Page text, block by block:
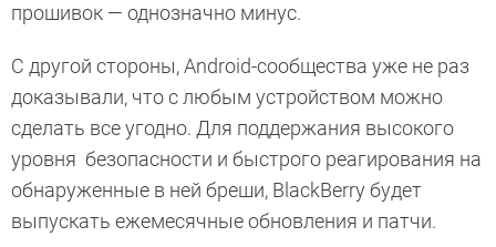
прошивок — однозначно минус.
С другой стороны, Android-сообщества уже не раз
доказывали, что с любым устройством можно
сделать все угодно. Для поддержания высокого
уровня безопасности и быстрого реагирования на
обнаруженные в ней бреши, BlackBerry будет
выпускать ежемесячные обновления и патчи.